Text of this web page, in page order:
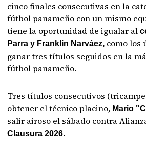
cinco finales consecutivas en la
fútbol panameño con un mismo
tiene la oportunidad de igualar al
Parra y Franklin Narváez, como los
ganar tres títulos seguidos en la
fútbol panameño.
Tres títulos consecutivos
obtener el técnico placino, Mario
salir airoso el sábado contra
Clausura 2026.